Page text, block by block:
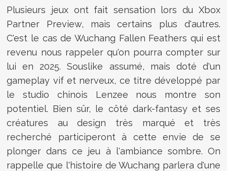
Plusieurs jeux ont fait sensation lors du Xbox
Partner Preview, mais certains plus d'autres.
C'est le cas de Wuchang Fallen Feathers qui est
revenu nous rappeler qu'on pourra compter sur
lui en 2025. Souslike assumé, mais doté d'un
gameplay vif et nerveux, ce titre développé par
le studio chinois Lenzee nous montre son
potentiel. Bien sûr, le côté dark-fantasy et ses
créatures au design très marqué et très
recherché participeront à cette envie de se
plonger dans ce jeu à l'ambiance sombre. On
rappelle que l'histoire de Wuchang parlera d'une